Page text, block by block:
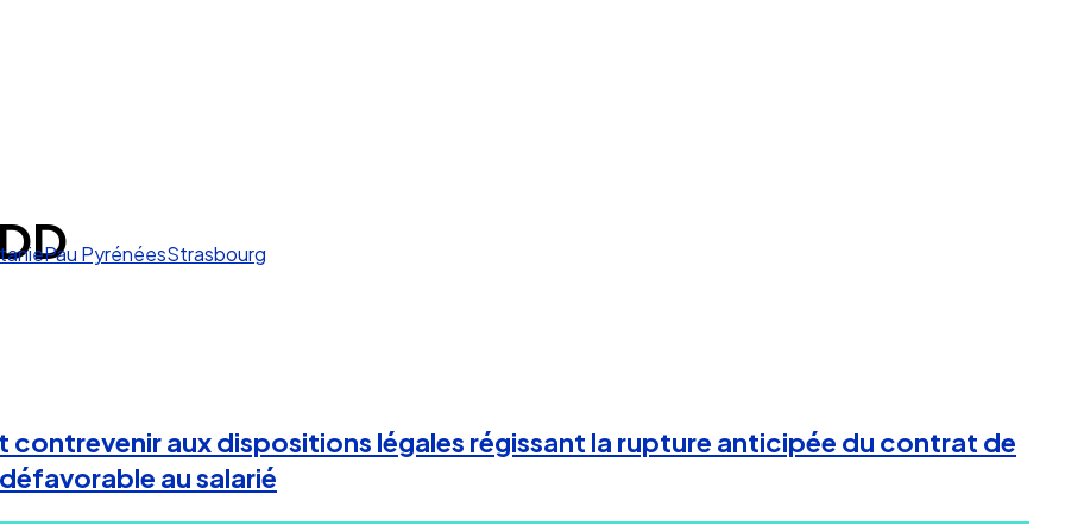
Pau PyrénéesStrasbourg
aux dispositions légales régissant la rupture anticipée du contrat de
au salarié